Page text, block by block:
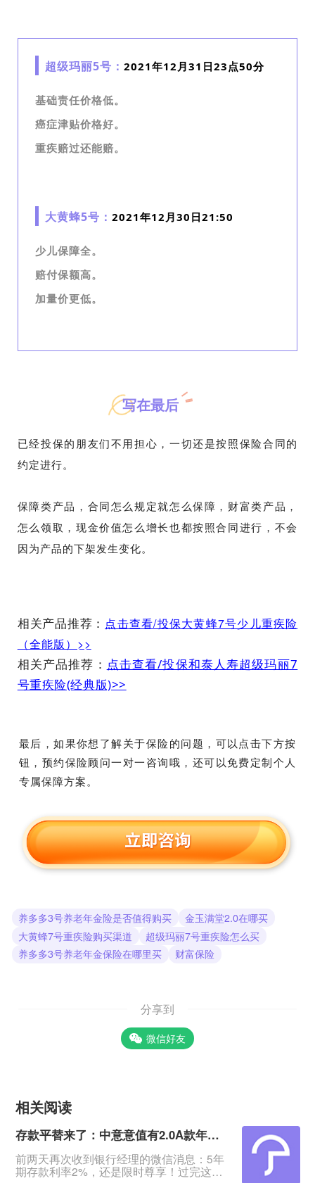
超级玛丽5号： 2021年12月31日23点50分
基础责任价格低。
癌症津贴价格好。
重疾赔过还能赔。
大黄蜂5号： 2021年12月30日21:50
少儿保障全。
赔付保额高。
加量价更低。
写在最后
已经投保的朋友们不用担心，一切还是按照保险合同的
约定进行。
保障类产品，合同怎么规定就怎么保障，财富类产品，
怎么领取，现金价值怎么增长也都按照合同进行，不会
因为产品的下架发生变化。
相关产品推荐： 点击查看/投保大黄蜂7号少儿重疾险
（全能版）>>
相关产品推荐： 点击查看/投保和泰人寿超级玛丽7
号重疾险(经典版)>>
最后，如果你想了解关于保险的问题，可以点击下方按
钮，预约保险顾问一对一咨询哦，还可以免费定制个人
专属保障方案。
养多多3号养老年金险是否值得购买
金玉满堂2.0在哪买
大黄蜂7号重疾险购买渠道
超级玛丽7号重疾险怎么买
养多多3号养老年金保险在哪里买
财富保险
分享到
微信好友
相关阅读
存款平替来了：中意意值有2.0A款年金保险（分红型）值得买吗
前两天再次收到银行经理的微信消息：5年
期存款利率2%，还是限时尊享！过完这个